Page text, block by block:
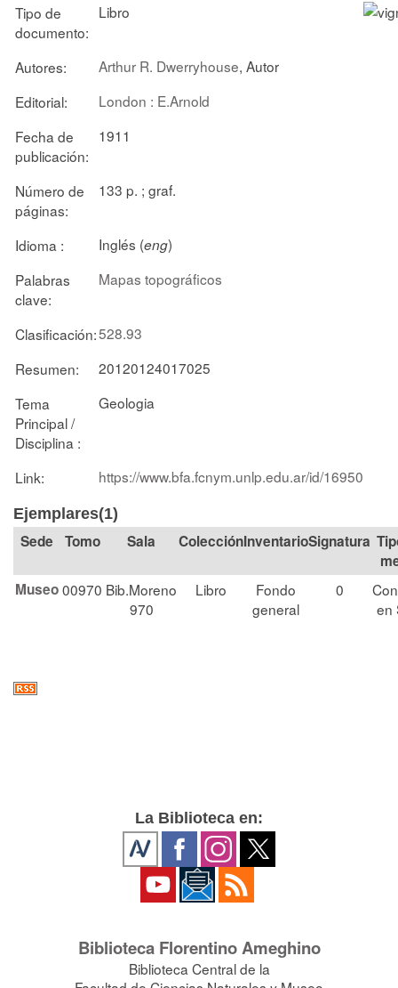
Tipo de
documento:
Libro
Autores: Arthur R. Dwerryhouse, Autor
Editorial:
London : E.Arnold
Fecha de
publicación:
1911
Número de
páginas:
133 p. ; graf.
Idioma : Inglés (eng)
Palabras
clave:
Mapas topográficos
Clasificación:528.93
Resumen:
20120124017025
Tema
Principal /
Disciplina :
Geologia
Link: https://www.bfa.fcnym.unlp.edu.ar/id/16950
Ejemplares(1)
Tomo Sala Colección Signatura
Museo00970 Bib.Moreno
970
Libro
Fondo
general
0
en
La Biblioteca en:
Biblioteca Florentino Ameghino
Biblioteca Central de la